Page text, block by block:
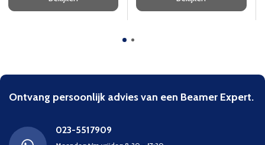
Ontvang persoonlijk advies van een Beamer Expert.
023-5517909